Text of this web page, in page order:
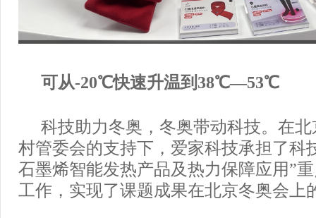
可从-20℃快速升温到38℃—53℃
科技助力冬奥，冬奥带动科技。在
村管委会的支持下，爱家科技承担了科
石墨烯智能发热产品及热力保障应用”
工作，实现了课题成果在北京冬奥会上